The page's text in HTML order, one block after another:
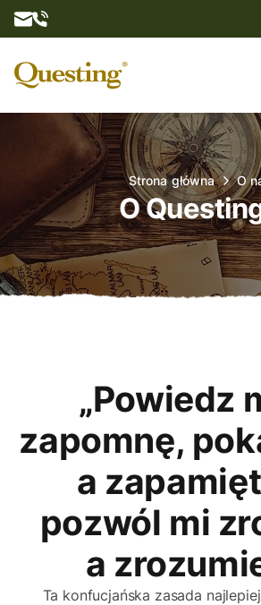
O nas
Oferta
Aktualności
Kontakt
Strona główna O
O
„Powiedz
zapomnę,
a
pozwól mi
a
Ta konfucjańska zasada